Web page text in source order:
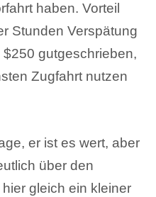
haben. Vorteil
Stunden Verspätung
gutgeschrieben,
Zugfahrt nutzen
er ist es wert, aber
über den
gleich ein kleiner